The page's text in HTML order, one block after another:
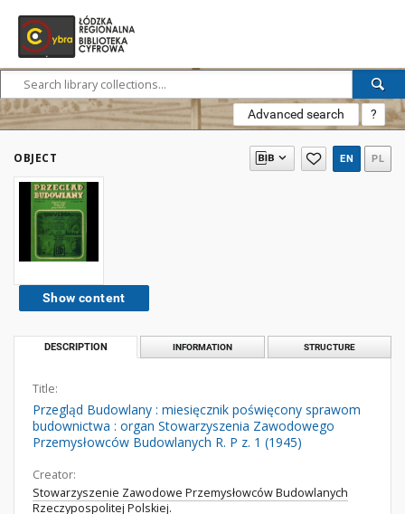
Advanced search ?
OBJECT EN PL
Show content
DESCRIPTION INFORMATION STRUCTURE
Title:
Przegląd Budowlany : miesięcznik poświęcony sprawom
budownictwa : organ Stowarzyszenia Zawodowego
Przemysłowców Budowlanych R. P z. 1 (1945)
Creator:
Stowarzyszenie Zawodowe Przemysłowców Budowlanych
Rzeczypospolitej Polskiej.